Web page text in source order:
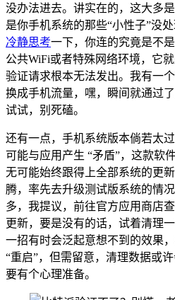
没办法进去。讲实在的，这大多
是你手机系统的那些“小性子”没
冷静思考一下，你连的究竟是不
公共WiFi或者特殊网络环境，它
验证请求根本无法发出。我有一
换成手机流量，嘿，瞬间就通过
试试，别死磕。
还有一点，手机系统版本倘若太
可能与应用产生 “矛盾”，这款软
无可能始终跟得上全部系统的更
腾，率先去升级测试版系统的情
多，我提议，前往官方应用商店
更新，要是没有的话，试着清理
一招有时会泛起意想不到的效果
“重启”，但需留意，清理数据或
要有个心理准备。